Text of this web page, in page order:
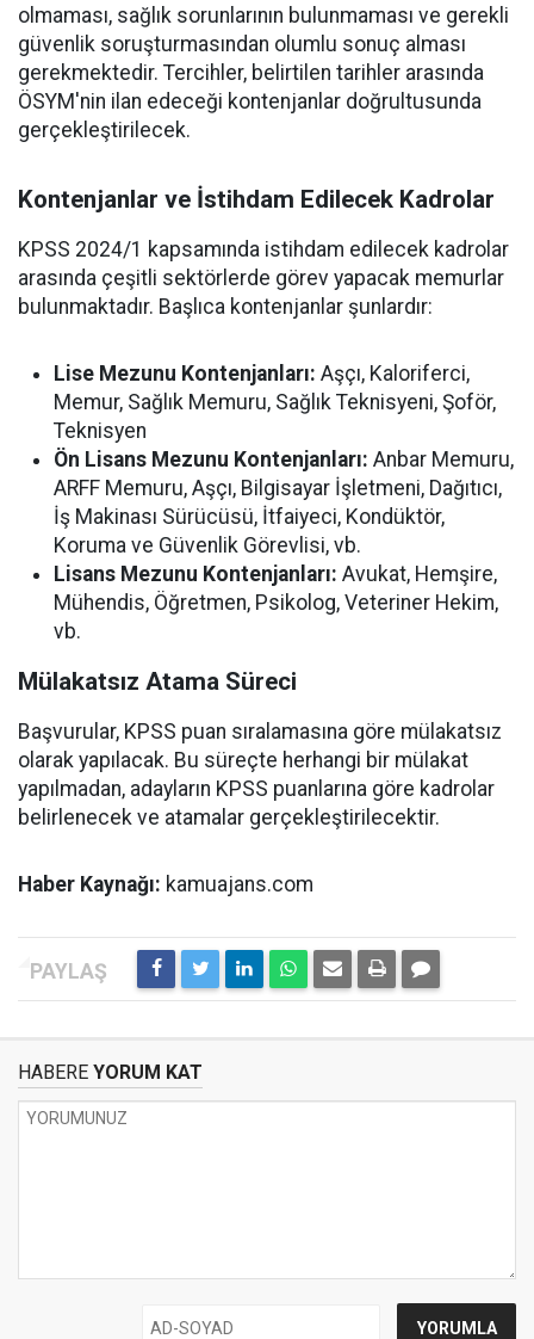
olmaması, sağlık sorunlarının bulunmaması ve gerekli
güvenlik soruşturmasından olumlu sonuç alması
gerekmektedir. Tercihler, belirtilen tarihler arasında
ÖSYM'nin ilan edeceği kontenjanlar doğrultusunda
gerçekleştirilecek.
Kontenjanlar ve İstihdam Edilecek Kadrolar
KPSS 2024/1 kapsamında istihdam edilecek kadrolar
arasında çeşitli sektörlerde görev yapacak memurlar
bulunmaktadır. Başlıca kontenjanlar şunlardır:
Lise Mezunu Kontenjanları: Aşçı, Kaloriferci,
Memur, Sağlık Memuru, Sağlık Teknisyeni, Şoför,
Teknisyen
Ön Lisans Mezunu Kontenjanları: Anbar Memuru,
ARFF Memuru, Aşçı, Bilgisayar İşletmeni, Dağıtıcı,
İş Makinası Sürücüsü, İtfaiyeci, Kondüktör,
Koruma ve Güvenlik Görevlisi, vb.
Lisans Mezunu Kontenjanları: Avukat, Hemşire,
Mühendis, Öğretmen, Psikolog, Veteriner Hekim,
vb.
Mülakatsız Atama Süreci
Başvurular, KPSS puan sıralamasına göre mülakatsız
olarak yapılacak. Bu süreçte herhangi bir mülakat
yapılmadan, adayların KPSS puanlarına göre kadrolar
belirlenecek ve atamalar gerçekleştirilecektir.
Haber Kaynağı: kamuajans.com
HABERE YORUM KAT